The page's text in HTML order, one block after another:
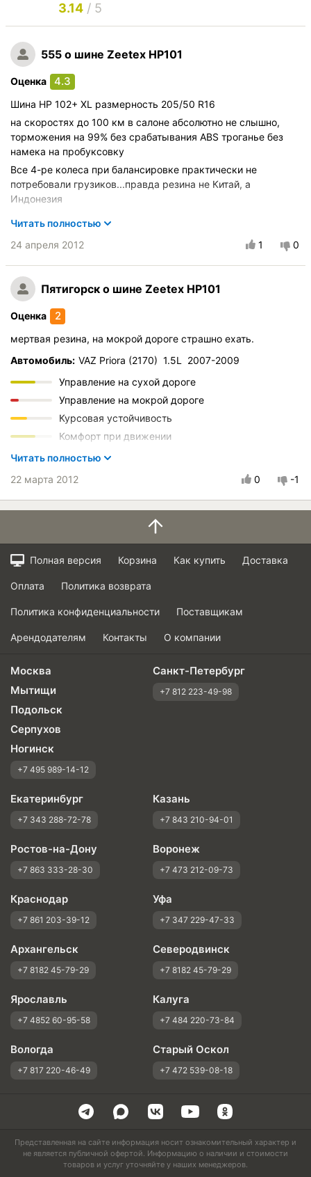
3.14/ 5
555 о шине Zeetex HP101
Оценка 4.3
Шина HP 102+ XL размерность 205/50 R16
на скоростях до 100 км в салоне абсолютно не слышно,
торможения на 99% без срабатывания ABS троганье без
намека на пробуксовку
Все 4-ре колеса при балансировке практически не
потребовали грузиков...правда резина не Китай, а
Индонезия
Автомобиль: Daewoo Lacetti 1,6L 2004-2007
Управление на сухой дороге
Комфорт при движении
Бесшумность в движении
Эффективность торможения
Скоростные характеристики
Износоустойчивость
Качество изготовления
Оправданность цены
Читать полностью
24 апреля 2012
1 0
Пятигорск о шине Zeetex HP101
Оценка 2
мертвая резина, на мокрой дороге страшно ехать.
Автомобиль: VAZ Priora (2170) 1.5L 2007-2009
Управление на сухой дороге
Управление на мокрой дороге
Курсовая устойчивость
Комфорт при движении
Бесшумность в движении
Скоростные характеристики
Износоустойчивость
Качество изготовления
Оправданность цены
Читать полностью
22 марта 2012
0 -1
Полная версия Корзина Как купить Доставка
Оплата Политика возврата
Политика конфиденциальности Поставщикам
Арендодателям Контакты О компании
Москва
Мытищи
Подольск
Серпухов
Ногинск
+7 495 989-14-12
Санкт-Петербург
+7 812 223-49-98
Екатеринбург
+7 343 288-72-78
Казань
+7 843 210-94-01
Ростов-на-Дону
+7 863 333-28-30
Воронеж
+7 473 212-09-73
Краснодар
+7 861 203-39-12
Уфа
+7 347 229-47-33
Архангельск
+7 8182 45-79-29
Северодвинск
+7 8182 45-79-29
Ярославль
+7 4852 60-95-58
Калуга
+7 484 220-73-84
Вологда
+7 817 220-46-49
Старый Оскол
+7 472 539-08-18
Представленная на сайте информация носит ознакомительный характер и
не является публичной офертой. Информацию о наличии и стоимости
товаров и услуг уточняйте у наших менеджеров.